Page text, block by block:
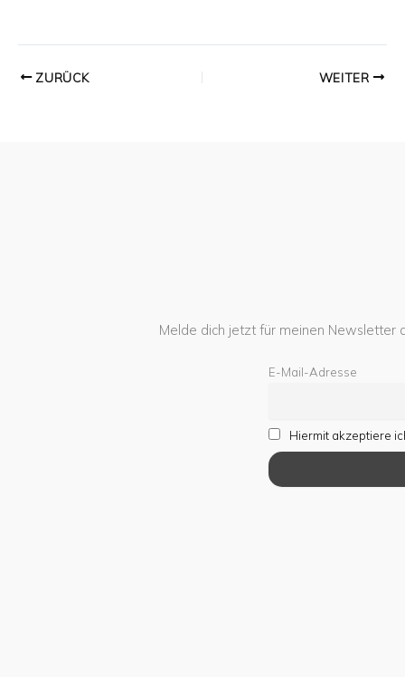
ZURÜCK WEITER
Melde dich jetzt für meinen Newsletter
E-Mail-Adresse
Hiermit akzeptiere